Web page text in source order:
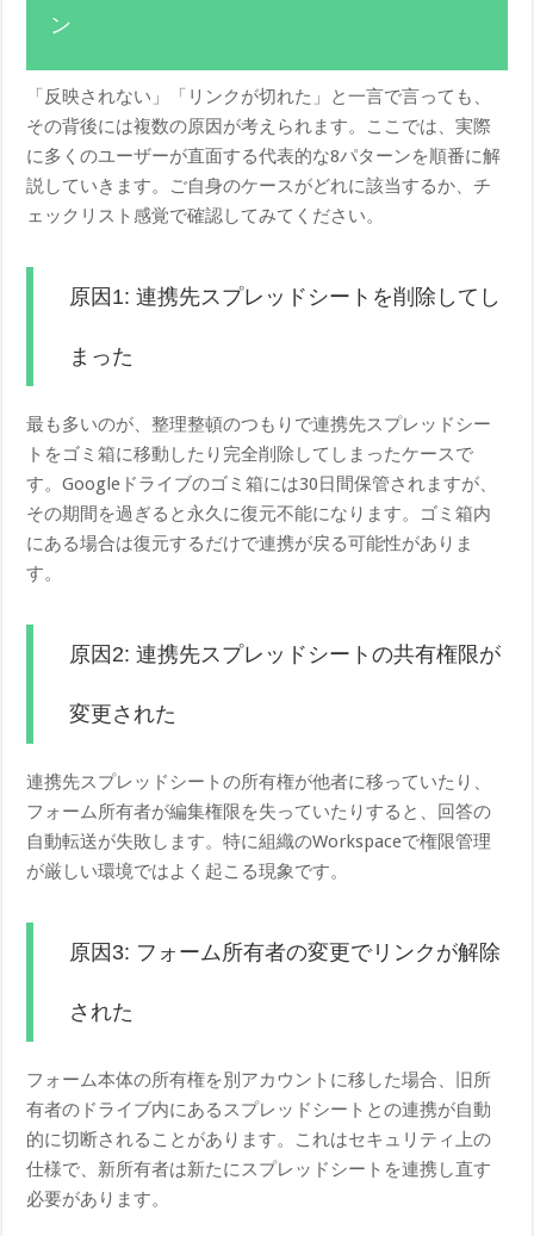
ン
「反映されない」「リンクが切れた」と一言で言っても、
その背後には複数の原因が考えられます。ここでは、実際
に多くのユーザーが直面する代表的な8パターンを順番に解
説していきます。ご自身のケースがどれに該当するか、チ
ェックリスト感覚で確認してみてください。
原因1: 連携先スプレッドシートを削除してし
まった
最も多いのが、整理整頓のつもりで連携先スプレッドシー
トをゴミ箱に移動したり完全削除してしまったケースで
す。Googleドライブのゴミ箱には30日間保管されますが、
その期間を過ぎると永久に復元不能になります。ゴミ箱内
にある場合は復元するだけで連携が戻る可能性がありま
す。
原因2: 連携先スプレッドシートの共有権限が
変更された
連携先スプレッドシートの所有権が他者に移っていたり、
フォーム所有者が編集権限を失っていたりすると、回答の
自動転送が失敗します。特に組織のWorkspaceで権限管理
が厳しい環境ではよく起こる現象です。
原因3: フォーム所有者の変更でリンクが解除
された
フォーム本体の所有権を別アカウントに移した場合、旧所
有者のドライブ内にあるスプレッドシートとの連携が自動
的に切断されることがあります。これはセキュリティ上の
仕様で、新所有者は新たにスプレッドシートを連携し直す
必要があります。